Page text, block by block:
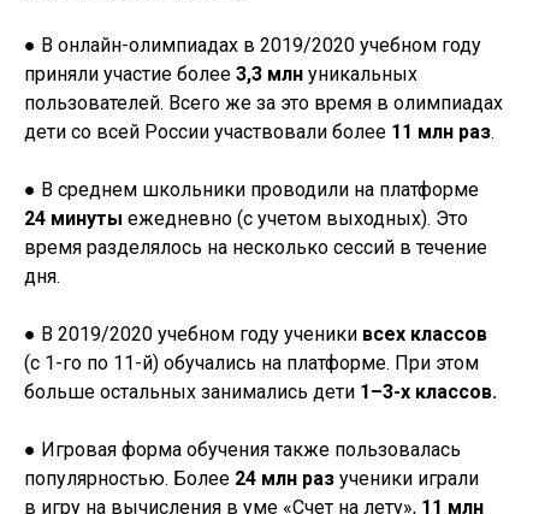
● В онлайн-олимпиадах в 2019/2020 учебном году
приняли участие более 3,3 млн уникальных
пользователей. Всего же за это время в олимпиадах
дети со всей России участвовали более 11 млн раз.
● В среднем школьники проводили на платформе
24 минуты ежедневно (с учетом выходных). Это
время разделялось на несколько сессий в течение
дня.
● В 2019/2020 учебном году ученики всех классов
(с 1-го по 11-й) обучались на платформе. При этом
больше остальных занимались дети 1–3-х классов.
● Игровая форма обучения также пользовалась
популярностью. Более 24 млн раз ученики играли
в игру на вычисления в уме «Счет на лету», 11 млн